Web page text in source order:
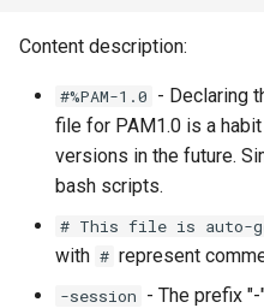
Content description:
#%PAM-1.0 - Declaring
file for PAM1.0 is a
versions in the future.
bash scripts.
# This file is auto-
with # represent
-session - The prefix